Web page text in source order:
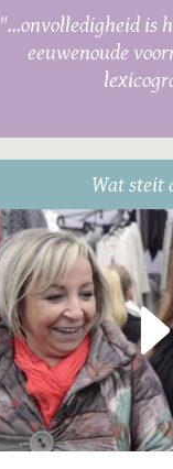
"...onvolledigheid is
eeuwenoude
Wat steit